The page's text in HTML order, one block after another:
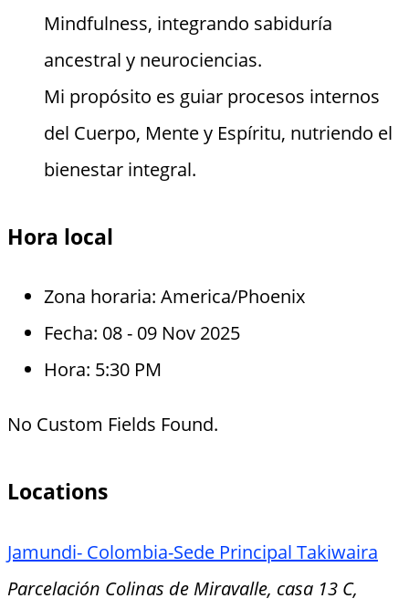
Mindfulness, integrando sabiduría
ancestral y neurociencias.
Mi propósito es guiar procesos internos
del Cuerpo, Mente y Espíritu, nutriendo el
bienestar integral.
Hora local
Zona horaria: America/Phoenix
Fecha: 08 - 09 Nov 2025
Hora: 5:30 PM
No Custom Fields Found.
Locations
Jamundi- Colombia-Sede Principal Takiwaira
Parcelación Colinas de Miravalle, casa 13 C,